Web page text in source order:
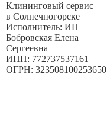
Клининговый сервис
в Солнечногорске
Исполнитель: ИП
Бобровская Елена
Сергеевна
ИНН: 772737537161
ОГРН: 323508100253650